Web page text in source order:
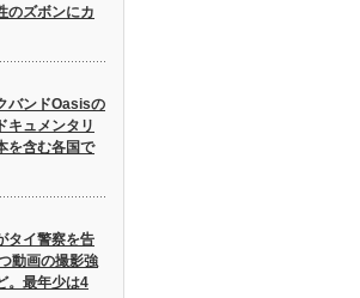
のズボンにカ
バンドOasisの
キュメンタリ
を含む各国で
タイ警察を告
動画の撮影強
。最年少は4